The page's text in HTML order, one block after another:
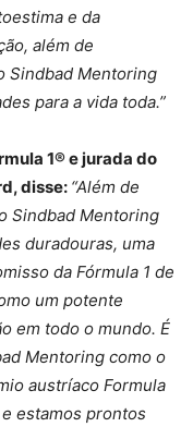
e da
além de
Sindbad Mentoring
para a vida toda.”
1® e jurada do
disse: “Além de
Sindbad Mentoring
duradouras, uma
da Fórmula 1 de
um potente
em todo o mundo. É
Mentoring como o
austríaco Formula
estamos prontos